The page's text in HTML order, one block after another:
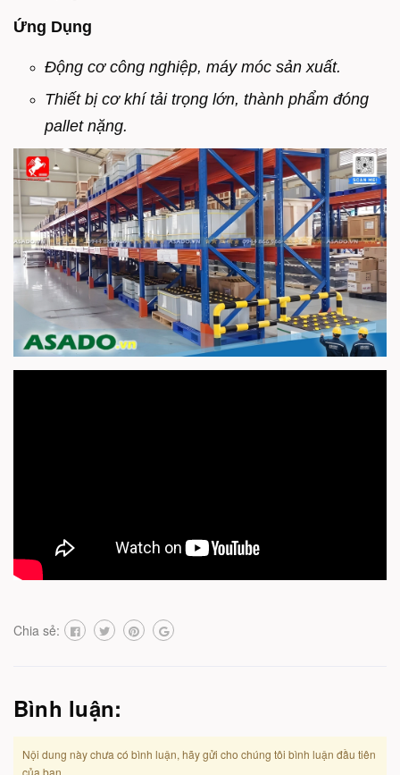
Ứng Dụng
Động cơ công nghiệp, máy móc sản xuất.
Thiết bị cơ khí tải trọng lớn, thành phẩm đóng
pallet nặng.
Chia sẻ:
Bình luận:
Nội dung này chưa có bình luận, hãy gửi cho chúng tôi bình luận đầu tiên
của bạn.